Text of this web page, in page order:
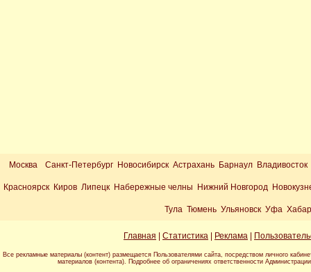
Москва Санкт-Петербург Новосибирск Астрахань Барнаул
Красноярск Киров Липецк Набережные челны Нижний Новгород
Тула Тюмень Ульяновск Уфа
Главная Статистика Реклама
Все рекламные материалы (контент) размещается Пользователями сайта, посредством личного
материалов (контента). Подробнее об ограничениях ответственности